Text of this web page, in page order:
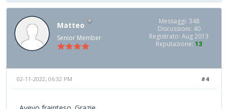
Matteo
Senior Member
Messaggi: 348
Discussioni: 40
Registrato: Aug 2013
Reputazione: 13
#4
02-11-2022, 06:32 PM